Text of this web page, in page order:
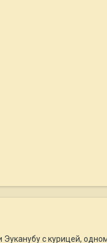
с курицей,